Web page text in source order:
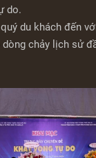
do.
du khách đến
chảy lịch sử